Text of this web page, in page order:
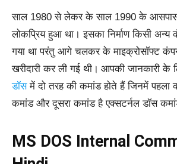
साल 1980 से लेकर के साल 1990 के
लोकप्रिय हुआ था। इसका निर्माण किसी अन्य
गया था परंतु आगे चलकर के माइक्रोसॉफ्ट
खरीदारी कर ली गई थी। आपकी जानकारी के
डॉसमें दो तरह की कमांड होते हैं जिनमें पहला
कमांड और दूसरा कमांड है एक्सटर्नल डॉस
MS DOS Internal